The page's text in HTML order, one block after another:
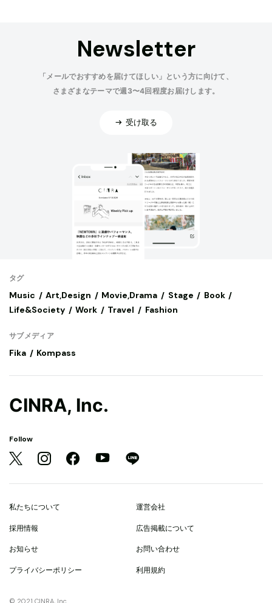
Newsletter
「メールでおすすめを届けてほしい」という方に向けて、
さまざまなテーマで週3〜4回程度お届けします。
受け取る
タグ
Music Art,Design Movie,Drama Stage
Book
Life&Society
Work Travel Fashion
サブメディア
Fika Kompass
CINRA, Inc.
Follow
私たちについて 運営会社
採用情報 広告掲載について
お知らせ お問い合わせ
プライバシーポリシー 利用規約
© 2021 CINRA, Inc.